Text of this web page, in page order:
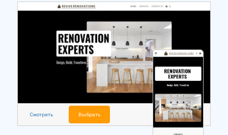
Смотреть Выбрать